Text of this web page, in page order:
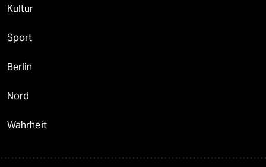
Kultur
Sport
Berlin
Nord
Wahrheit